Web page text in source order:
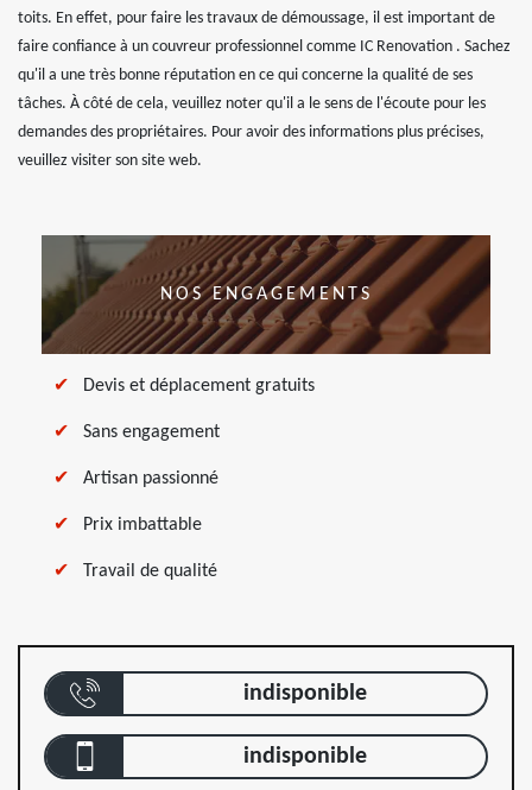
toits. En effet, pour faire les travaux de démoussage, il est important de
faire confiance à un couvreur professionnel comme IC Renovation . Sachez
qu'il a une très bonne réputation en ce qui concerne la qualité de ses
tâches. À côté de cela, veuillez noter qu'il a le sens de l'écoute pour les
demandes des propriétaires. Pour avoir des informations plus précises,
veuillez visiter son site web.
NOS ENGAGEMENTS
Devis et déplacement gratuits
Sans engagement
Artisan passionné
Prix imbattable
Travail de qualité
indisponible
indisponible